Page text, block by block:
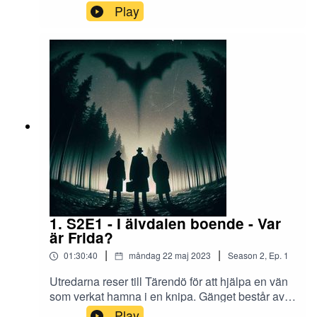
avsnitt.Handouts finns på vår Facebook-
sida.Skräcken på Wiiks herrgård är skrivet av
Björn Flintberg och Jonas Larsson Olanders och
utgivet av Eloso förlag.System: Chock: Åter från
gravenChockmästare: StefanViggo Samuelsson:
MikaelFelix Magnell: LarsRebecca Fält:
EmmaRollspelspodden Skräckblandat görs i
samarbete med NBV.Musik som kan höras i
avsnittetKinoton - Dark Horror DroneMyuu -
Growing ShadowsKevin MacLeod - Long Note
OneVospi - Tension DronesApocryphos, Atrium
Carceri, Kammarheit - Ones Atop The
UnknownVivek Abhishek - The Fairytale
Play
1. S2E1 - I älvdalen boende - Var
är Frida?
01:30:40 | måndag 22 maj 2023 | Season 2, Ep. 1
Utredarna reser till Tärendö för att hjälpa en vän
som verkat hamna i en knipa. Gänget består av
en frikyrkopastor, en ung jazzmusiker och en